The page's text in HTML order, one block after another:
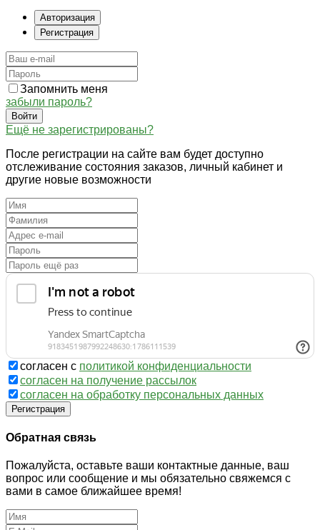
Авторизация
Регистрация
Запомнить меня
забыли пароль?
Войти
Ещё не зарегистрированы?
После регистрации на сайте вам будет доступно
отслеживание состояния заказов, личный кабинет и
другие новые возможности
согласен с политикой конфиденциальности
согласен на получение рассылок
согласен на обработку персональных данных
Регистрация
Обратная связь
Пожалуйста, оставьте ваши контактные данные, ваш
вопрос или сообщение и мы обязательно свяжемся с
вами в самое ближайшее время!